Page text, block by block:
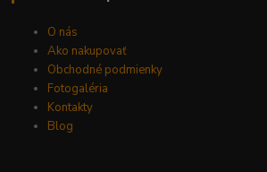
O nás
Ako nakupovať
Obchodné podmienky
Fotogaléria
Kontakty
Blog